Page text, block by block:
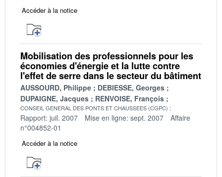
Accéder à la notice
Mobilisation des professionnels pour les
économies d'énergie et la lutte contre
l'effet de serre dans le secteur du bâtiment
AUSSOURD, Philippe
DEBIESSE, Georges
DUPAIGNE, Jacques
RENVOISE, François
CONSEIL GENERAL DES PONTS ET CHAUSSEES (CGPC)
Rapport: juil. 2007 Mise en ligne: sept. 2007
Affaire
n°004852-01
Accéder à la notice